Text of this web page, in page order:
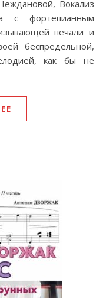
Вокализ
с фортепианным
печали и
беспредельной,
как бы не